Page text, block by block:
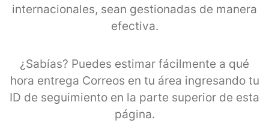
internacionales, sean gestionadas de manera
efectiva.
¿Sabías? Puedes estimar fácilmente a qué
hora entrega Correos en tu área ingresando tu
ID de seguimiento en la parte superior de esta
página.